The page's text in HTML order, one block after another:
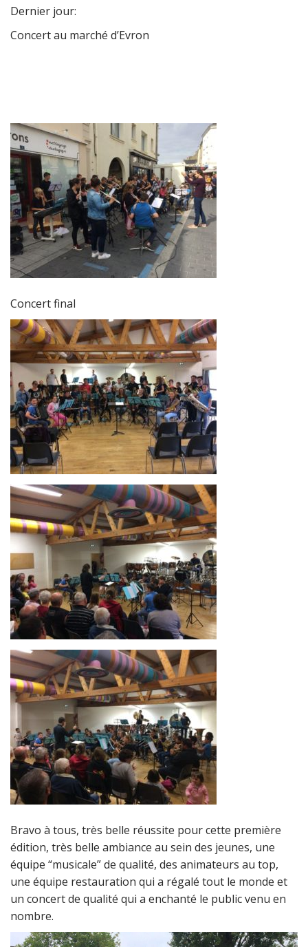
Dernier jour:
Concert au marché d’Evron
Concert final
Bravo à tous, très belle réussite pour cette première
édition, très belle ambiance au sein des jeunes, une
équipe “musicale” de qualité, des animateurs au top,
une équipe restauration qui a régalé tout le monde et
un concert de qualité qui a enchanté le public venu en
nombre.